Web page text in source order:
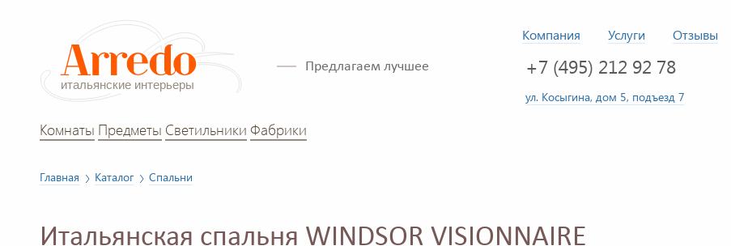
Компания Услуги Отзывы
Предлагаем лучшее +7 (495) 212 92 78
ул. Косыгина, дом 5, подъезд 7
Комнаты Предметы Светильники Фабрики
Главная Каталог Спальни
Итальянская спальня WINDSOR VISIONNAIRE